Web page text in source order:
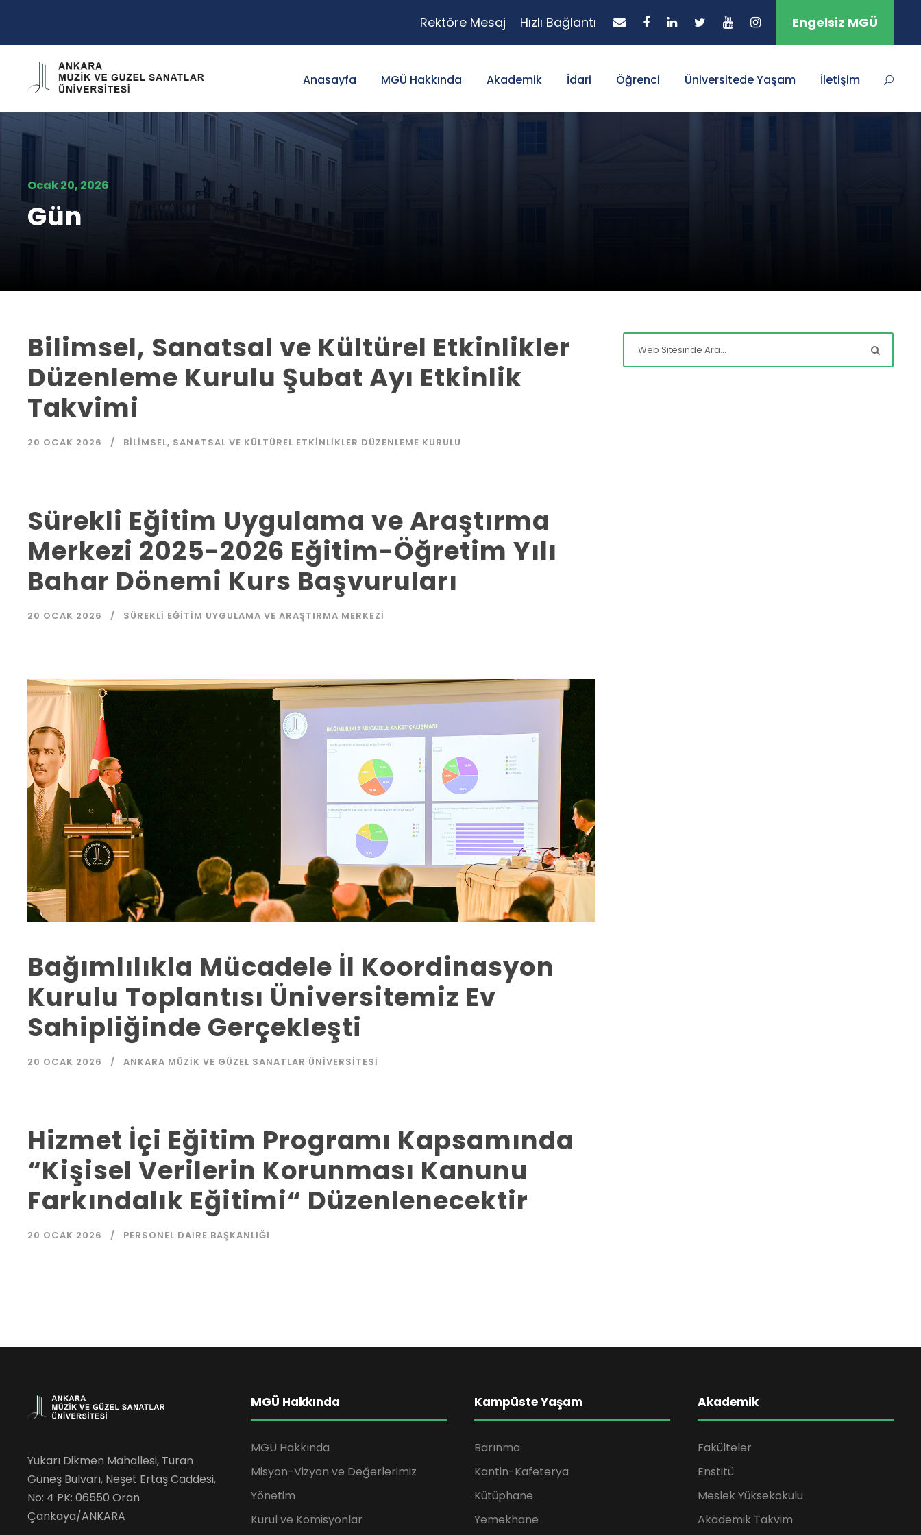
Rektöre Mesaj Hızlı Bağlantı Engelsiz MGÜ
Anasayfa MGÜ Hakkında Akademik İdari Öğrenci Üniversitede Yaşam İletişim
Ocak 20, 2026
Gün
Bilimsel, Sanatsal ve Kültürel Etkinlikler
Düzenleme Kurulu Şubat Ayı Etkinlik
Takvimi
20 OCAK 2026 BILIMSEL, SANATSAL VE KÜLTÜREL ETKINLIKLER DÜZENLEME KURULU
Sürekli Eğitim Uygulama ve Araştırma
Merkezi 2025-2026 Eğitim-Öğretim Yılı
Bahar Dönemi Kurs Başvuruları
20 OCAK 2026 SÜREKLI EĞITIM UYGULAMA VE ARAŞTIRMA MERKEZI
Bağımlılıkla Mücadele İl Koordinasyon
Kurulu Toplantısı Üniversitemiz Ev
Sahipliğinde Gerçekleşti
20 OCAK 2026 ANKARA MÜZIK VE GÜZEL SANATLAR ÜNIVERSITESI
Hizmet İçi Eğitim Programı Kapsamında
“Kişisel Verilerin Korunması Kanunu
Farkındalık Eğitimi“ Düzenlenecektir
20 OCAK 2026 PERSONEL DAIRE BAŞKANLIĞI
Yukarı Dikmen Mahallesi, Turan
Güneş Bulvarı, Neşet Ertaş Caddesi,
No: 4 PK: 06550 Oran
Çankaya/ANKARA
MGÜ Hakkında
MGÜ Hakkında
Misyon-Vizyon ve Değerlerimiz
Yönetim
Kurul ve Komisyonlar
Kampüste Yaşam
Barınma
Kantin-Kafeterya
Kütüphane
Yemekhane
Akademik
Fakülteler
Enstitü
Meslek Yüksekokulu
Akademik Takvim